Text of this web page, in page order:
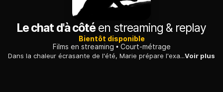
Le chat d'à côté en streaming & replay
Bientôt disponible
Films en streaming
Court-métrage
Dans la chaleur écrasante de l'été, Marie prépare l'examen du barreau. Lorsque le chat du voisin est victime d'une chute mortelle depuis sa fenêtre, la jeune femme, en pleine crise paranoïaque, tente d'échapper aux témoins potentiels du drame...Voir plus